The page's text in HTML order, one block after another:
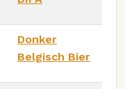
Donker
Belgisch Bier